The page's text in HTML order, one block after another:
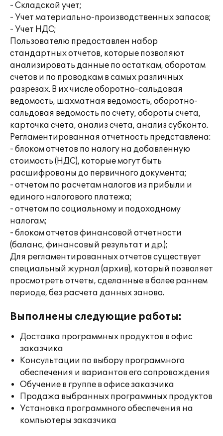
- Складской учет;
- Учет материально-производственных запасов;
- Учет НДС;
Пользователю предоставлен набор
стандартных отчетов, которые позволяют
анализировать данные по остаткам, оборотам
счетов и по проводкам в самых различных
разрезах. В их числе оборотно-сальдовая
ведомость, шахматная ведомость, оборотно-
сальдовая ведомость по счету, обороты счета,
карточка счета, анализ счета, анализ субконто.
Регламентированная отчетность представлена:
- блоком отчетов по налогу на добавленную
стоимость (НДС), которые могут быть
расшифрованы до первичного документа;
- отчетом по расчетам налогов из прибыли и
единого налогового платежа;
- отчетом по социальному и подоходному
налогам;
- блоком отчетов финансовой отчетности
(баланс, финансовый результат и др.);
Для регламентированных отчетов существует
специальный журнал (архив), который позволяет
просмотреть отчеты, сделанные в более раннем
периоде, без расчета данных заново.
Выполнены следующие работы:
Доставка программных продуктов в офис
заказчика
Консультации по выбору программного
обеспечения и вариантов его сопровождения
Обучение в группе в офисе заказчика
Продажа выбранных программных продуктов
Установка программного обеспечения на
компьютеры заказчика